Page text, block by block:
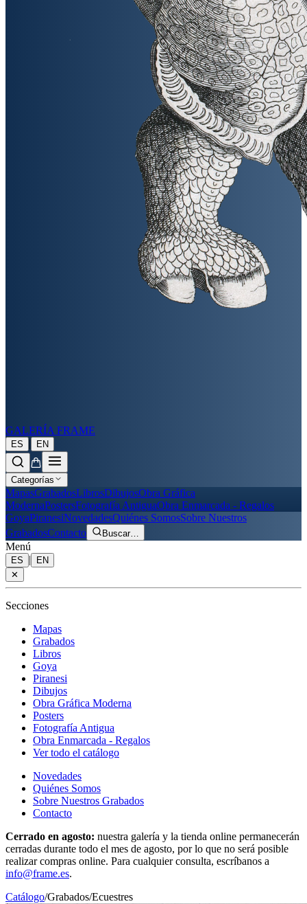
GALERÍA FRAME
ES | EN
Categorías
MapasGrabadosLibrosDibujosObra Gráfica
ModernaPostersFotografía AntiguaObra Enmarcada - Regalos
GoyaPiranesiNovedadesQuiénes SomosSobre Nuestros
GrabadosContacto Buscar…
Menú
ES |
EN
✕
Secciones
Mapas
Grabados
Libros
Goya
Piranesi
Dibujos
Obra Gráfica Moderna
Posters
Fotografía Antigua
Obra Enmarcada - Regalos
Ver todo el catálogo
Novedades
Quiénes Somos
Sobre Nuestros Grabados
Contacto
Cerrado en agosto: nuestra galería y la tienda online permanecerán
cerradas durante todo el mes de agosto, por lo que no será posible
realizar compras online. Para cualquier consulta, escríbanos a
info@frame.es.
Catálogo/Grabados/Ecuestres